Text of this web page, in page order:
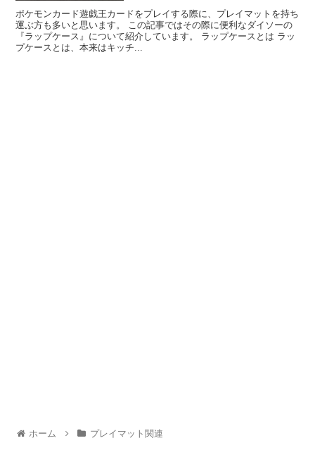
ポケモンカード遊戯王カードをプレイする際に、プレイマットを持ち
運ぶ方も多いと思います。 この記事ではその際に便利なダイソーの
『ラップケース』について紹介しています。 ラップケースとは ラッ
プケースとは、本来はキッチ...
ホーム プレイマット関連